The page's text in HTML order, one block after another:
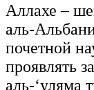
Аллахе –
аль-
почетной
проявлять
аль-‘уляма